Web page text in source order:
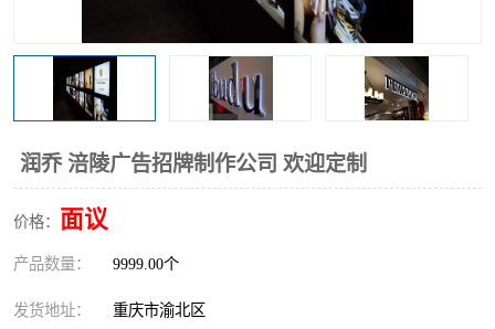
润乔 涪陵广告招牌制作公司 欢迎定制
价格： 面议
产品数量： 9999.00个
发货地址： 重庆市渝北区